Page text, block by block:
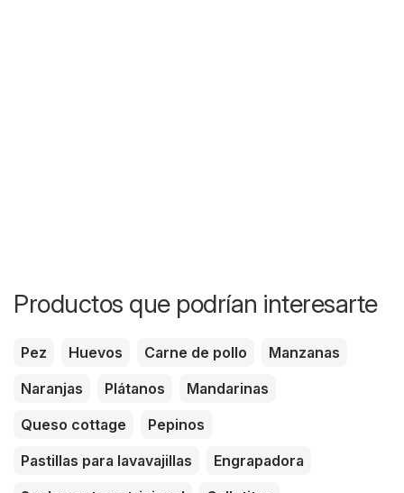
Productos que podrían interesarte
Pez Huevos Carne de pollo
Manzanas
Naranjas
Plátanos
Mandarinas
Queso cottage
Pepinos
Pastillas para lavavajillas
Engrapadora